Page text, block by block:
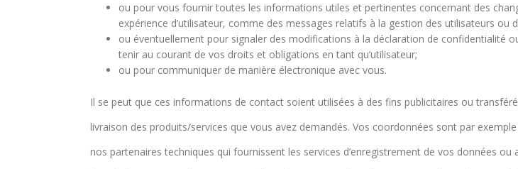
ou pour vous fournir toutes les informations utiles et pertinentes concernant des
expérience d’utilisateur, comme des messages relatifs à la gestion des utilisateurs ou
ou éventuellement pour signaler des modifications à la déclaration de confidentialité
tenir au courant de vos droits et obligations en tant qu’utilisateur;
ou pour communiquer de manière électronique avec vous.
Il se peut que ces informations de contact soient utilisées à des fins publicitaires ou
livraison des produits/services que vous avez demandés. Vos coordonnées sont par
nos partenaires techniques qui fournissent les services d’enregistrement de vos données